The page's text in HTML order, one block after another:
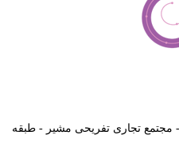
تجاری تفریحی مشیر - طبقه